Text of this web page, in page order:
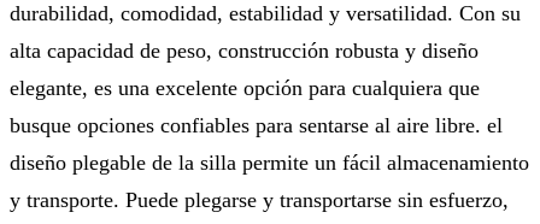
durabilidad, comodidad, estabilidad y versatilidad. Con su
alta capacidad de peso, construcción robusta y diseño
elegante, es una excelente opción para cualquiera que
busque opciones confiables para sentarse al aire libre. el
diseño plegable de la silla permite un fácil almacenamiento
y transporte. Puede plegarse y transportarse sin esfuerzo,